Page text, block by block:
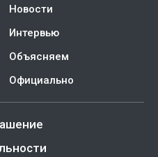
Новости
Интервью
Объясняем
Официально